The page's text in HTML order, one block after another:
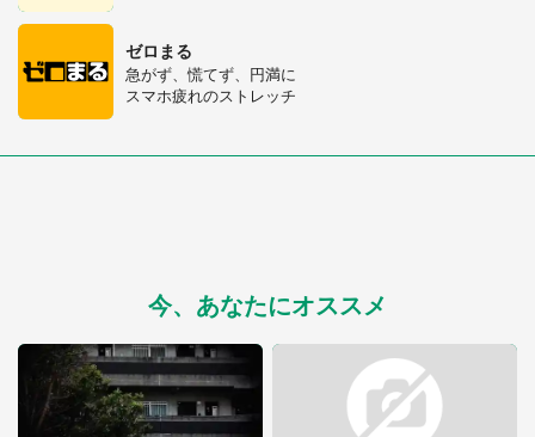
ゼロまる
急がず、慌てず、円満に
スマホ疲れのストレッチ
今、あなたにオススメ